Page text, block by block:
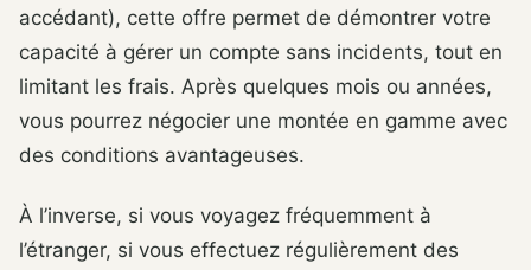
accédant), cette offre permet de démontrer votre
capacité à gérer un compte sans incidents, tout en
limitant les frais. Après quelques mois ou années,
vous pourrez négocier une montée en gamme avec
des conditions avantageuses.
À l’inverse, si vous voyagez fréquemment à
l’étranger, si vous effectuez régulièrement des